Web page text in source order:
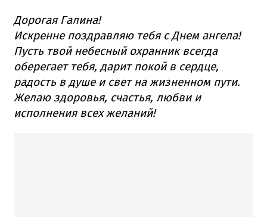
Дорогая Галина!
Искренне поздравляю тебя с Днем ангела!
Пусть твой небесный охранник всегда
оберегает тебя, дарит покой в сердце,
радость в душе и свет на жизненном пути.
Желаю здоровья, счастья, любви и
исполнения всех желаний!